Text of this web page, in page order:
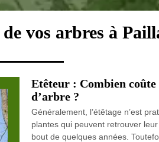
vos arbres à
Etêteur : Combien coûte
d’arbre ?
Généralement, l’étêtage n’est
plantes qui peuvent retrouver leur
bout de quelques années.